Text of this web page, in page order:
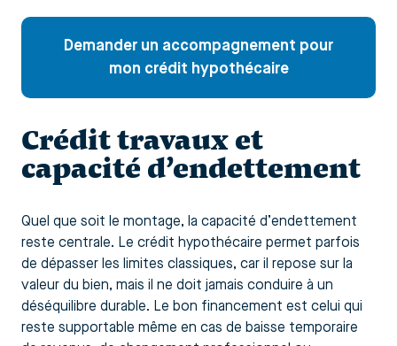
Demander un accompagnement pour
mon crédit hypothécaire
Crédit travaux et
capacité d’endettement
Quel que soit le montage, la capacité d’endettement
reste centrale. Le crédit hypothécaire permet parfois
de dépasser les limites classiques, car il repose sur la
valeur du bien, mais il ne doit jamais conduire à un
déséquilibre durable. Le bon financement est celui qui
reste supportable même en cas de baisse temporaire